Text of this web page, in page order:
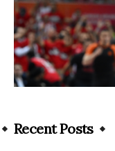
Recent Posts